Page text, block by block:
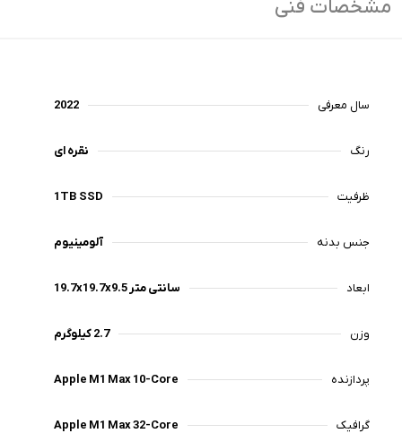
مشخصات فنی
سال معرفی 2022
رنگ‌ نقره ای
ظرفیت 1TB SSD
جنس بدنه آلومینیوم
ابعاد 19.7x19.7x9.5 سانتی متر
وزن 2.7 کیلوگرم
پردازنده Apple M1 Max 10-Core
گرافیک Apple M1 Max 32-Core